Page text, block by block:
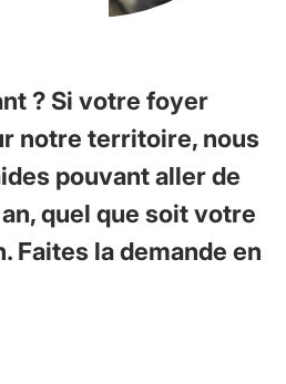
? Si votre foyer
notre territoire, nous
pouvant aller de
quel que soit votre
Faites la demande en